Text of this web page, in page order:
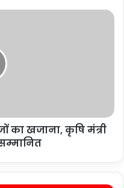
का खजाना, कृषि मंत्री